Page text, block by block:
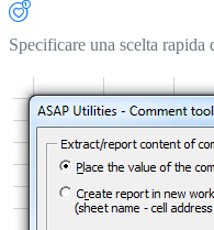
Specificare una scelta